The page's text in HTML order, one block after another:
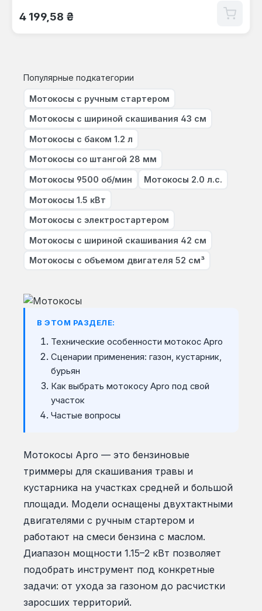
Обычная цена:
4 199,58 ₴
Популярные подкатегории
Мотокосы с ручным стартером
Мотокосы с шириной скашивания 43 см
Мотокосы с баком 1.2 л
Мотокосы со штангой 28 мм
Мотокосы 9500 об/мин Мотокосы 2.0 л.с.
Мотокосы 1.5 кВт
Мотокосы с электростартером
Мотокосы с шириной скашивания 42 см
Мотокосы с объемом двигателя 52 см³
В ЭТОМ РАЗДЕЛЕ:
Технические особенности мотокос Apro
Сценарии применения: газон, кустарник,
бурьян
Как выбрать мотокосу Apro под свой
участок
Частые вопросы
Мотокосы Apro — это бензиновые
триммеры для скашивания травы и
кустарника на участках средней и большой
площади. Модели оснащены двухтактными
двигателями с ручным стартером и
работают на смеси бензина с маслом.
Диапазон мощности 1.15–2 кВт позволяет
подобрать инструмент под конкретные
задачи: от ухода за газоном до расчистки
заросших территорий.